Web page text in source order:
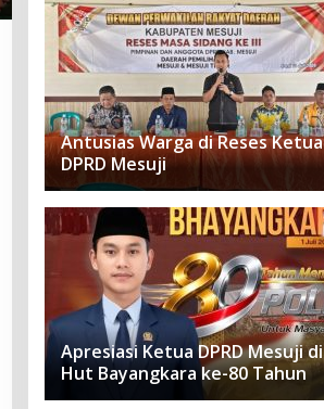
Antusias Warga di Reses Ketua
DPRD Mesuji
Apresiasi Ketua DPRD Mesuji di
Hut Bayangkara ke-80 Tahun